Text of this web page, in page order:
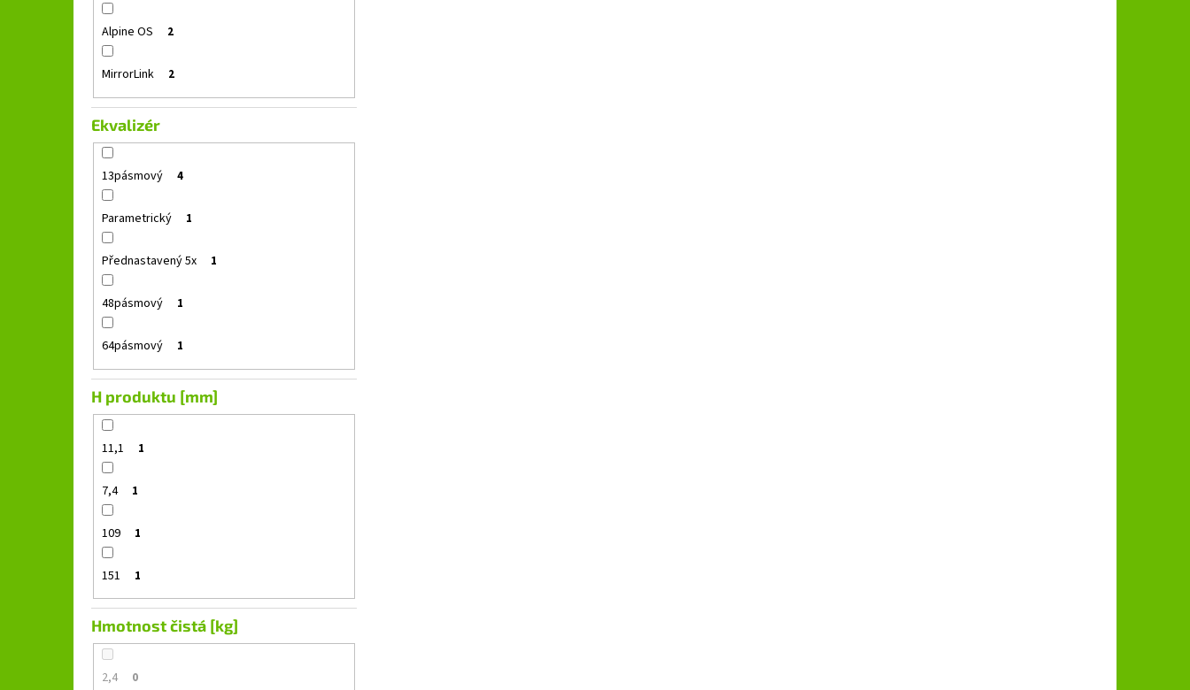
Alpine OS 2
MirrorLink 2
Ekvalizér
13pásmový 4
Parametrický 1
Přednastavený 5x 1
48pásmový 1
64pásmový 1
H produktu [mm]
11,1 1
7,4 1
109 1
151 1
Hmotnost čistá [kg]
2,4 0